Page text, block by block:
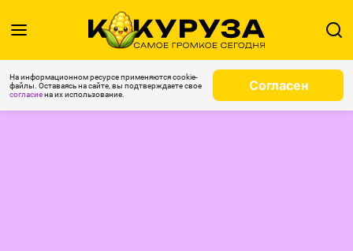
На информационном ресурсе применяются cookie-
файлы. Оставаясь на сайте, вы подтверждаете свое
согласиена их использование.
Согласен